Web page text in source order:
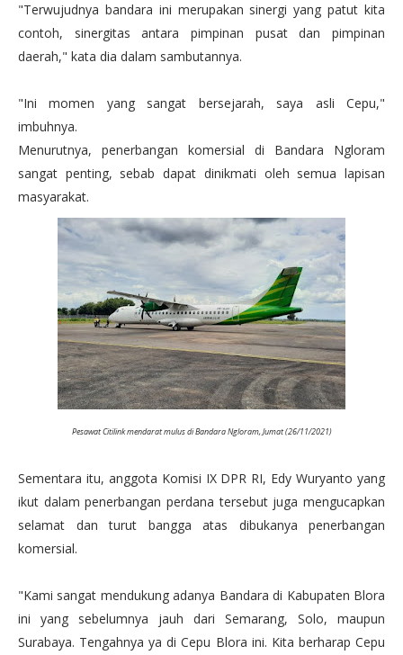
"Terwujudnya bandara ini merupakan sinergi yang patut kita
contoh, sinergitas antara pimpinan pusat dan pimpinan
daerah," kata dia dalam sambutannya.
"Ini momen yang sangat bersejarah, saya asli Cepu,"
imbuhnya.
Menurutnya, penerbangan komersial di Bandara Ngloram
sangat penting, sebab dapat dinikmati oleh semua lapisan
masyarakat.
Pesawat Citilink mendarat mulus di Bandara Ngloram, Jumat (26/11/2021)
Sementara itu, anggota Komisi IX DPR RI, Edy Wuryanto yang
ikut dalam penerbangan perdana tersebut juga mengucapkan
selamat dan turut bangga atas dibukanya penerbangan
komersial.
"Kami sangat mendukung adanya Bandara di Kabupaten Blora
ini yang sebelumnya jauh dari Semarang, Solo, maupun
Surabaya. Tengahnya ya di Cepu Blora ini. Kita berharap Cepu